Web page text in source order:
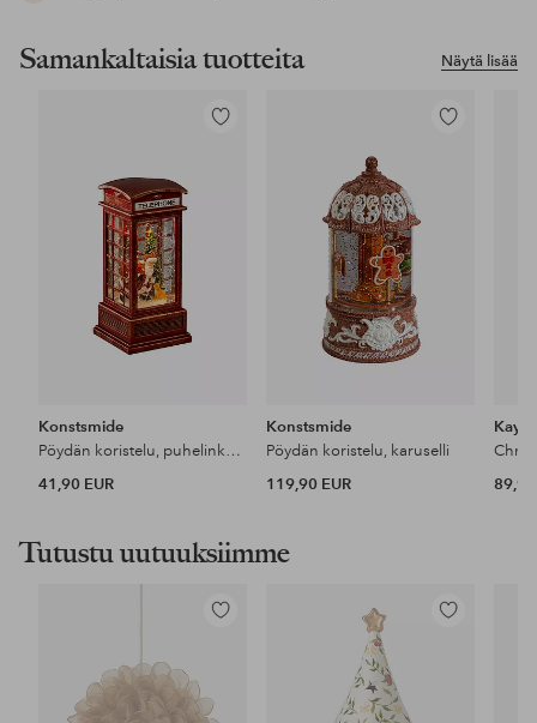
Näytä lisää
Samankaltaisia tuotteita
Lisää
Konstsmide
Pöydän koristelu, puhelinkoppi
41,90 EUR
Lisää
Konstsmide
Pöydän koristelu, karuselli
119,90 EUR
Kay
89,95
Tutustu uutuuksiimme
Lisää
Lisää